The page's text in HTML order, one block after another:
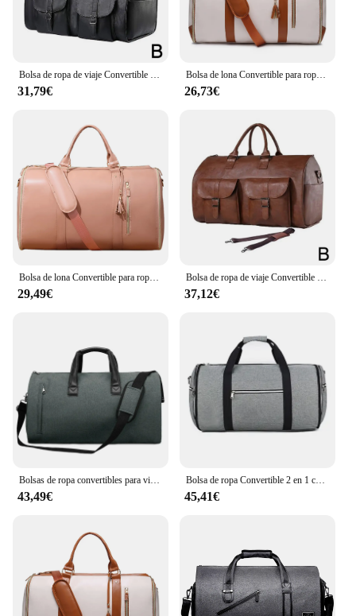
Bolsa de ropa de viaje Convertible para hombre, bolsa de lona de PU, impermeable, grande, 2 en 1, traje, vestido, viaje de negocios
31,79€
Bolsa de lona Convertible para ropa, bolso de vuelo portátil de gran capacidad con bolsa de zapatos para viajes de fin de semana
26,73€
Bolsa de lona Convertible para ropa, bolso de vuelo portátil de gran capacidad con bolsa de zapatos para viajes de fin de semana
29,49€
Bolsa de ropa de viaje Convertible para hombre, bolsa de lona de PU impermeable, bolsa de vestir de traje grande, 2 en 1
37,12€
Bolsas de ropa convertibles para viaje Weekender, bolsa de lona 2 en 1 para colgar vestido, Maleta, traje con compartimento para zapatos
43,49€
Bolsa de ropa Convertible 2 en 1 con correa para el hombro, bolsa de lona de lujo para ropa, bolso cruzado para hombre y mujer, traje colgante, bolsas de viaje
45,41€